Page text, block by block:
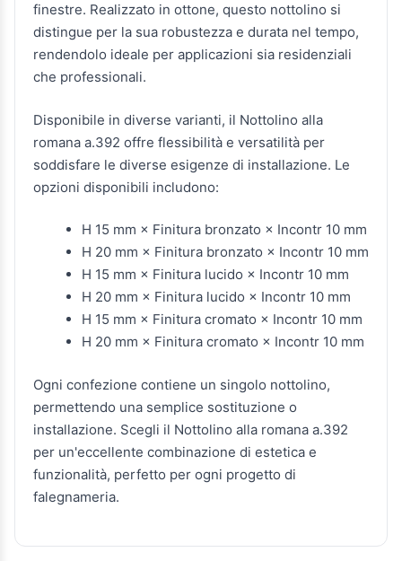
finestre. Realizzato in ottone, questo nottolino si
distingue per la sua robustezza e durata nel tempo,
rendendolo ideale per applicazioni sia residenziali
che professionali.
Disponibile in diverse varianti, il Nottolino alla
romana a.392 offre flessibilità e versatilità per
soddisfare le diverse esigenze di installazione. Le
opzioni disponibili includono:
H 15 mm × Finitura bronzato × Incontr 10 mm
H 20 mm × Finitura bronzato × Incontr 10 mm
H 15 mm × Finitura lucido × Incontr 10 mm
H 20 mm × Finitura lucido × Incontr 10 mm
H 15 mm × Finitura cromato × Incontr 10 mm
H 20 mm × Finitura cromato × Incontr 10 mm
Ogni confezione contiene un singolo nottolino,
permettendo una semplice sostituzione o
installazione. Scegli il Nottolino alla romana a.392
per un'eccellente combinazione di estetica e
funzionalità, perfetto per ogni progetto di
falegnameria.